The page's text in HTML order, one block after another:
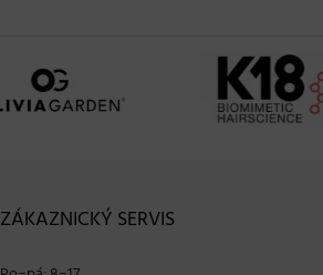
ZÁKAZNICKÝ SERVIS